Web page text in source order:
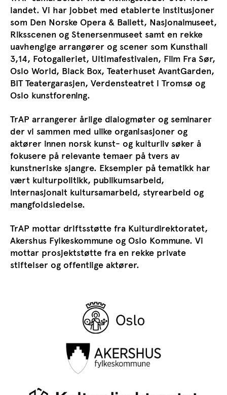
landet. Vi har jobbet med etablerte institusjoner
som Den Norske Opera & Ballett, Nasjonalmuseet,
Riksscenen og Stenersenmuseet samt en rekke
uavhengige arrangører og scener som Kunsthall
3,14, Fotogalleriet, Ultimafestivalen, Film Fra Sør,
Oslo World, Black Box, Teaterhuset AvantGarden,
BIT Teatergarasjen, Verdensteatret i Tromsø og
Oslo kunstforening.
TrAP arrangerer årlige dialogmøter og seminarer
der vi sammen med ulike organisasjoner og
aktører innen norsk kunst- og kulturliv søker å
fokusere på relevante temaer på tvers av
kunstneriske sjangre. Eksempler på tematikk har
vært kulturpolitikk, publikumsarbeid,
internasjonalt kultursamarbeid, styrearbeid og
mangfoldsledelse.
TrAP mottar driftsstøtte fra Kulturdirektoratet,
Akershus Fylkeskommune og Oslo Kommune. Vi
mottar prosjektstøtte fra en rekke private
stiftelser og offentlige aktører.